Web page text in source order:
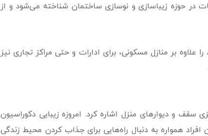
در حوزه زیباسازی و نوسازی ساختمان شناخته می‌شود و از
را علاوه بر منازل مسکونی، برای ادارات و حتی مراکز تجاری نیز
و دیوار‌های منزل اشاره کرد. امروزه زیبایی دکوراسیون
همواره به دنبال راه‌هایی برای جذاب کردن محیط زندگی